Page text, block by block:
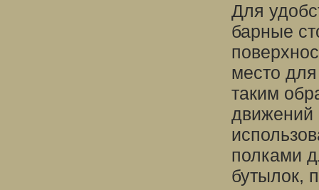
Для
барные
место
таким
движений
полками
бутылок,